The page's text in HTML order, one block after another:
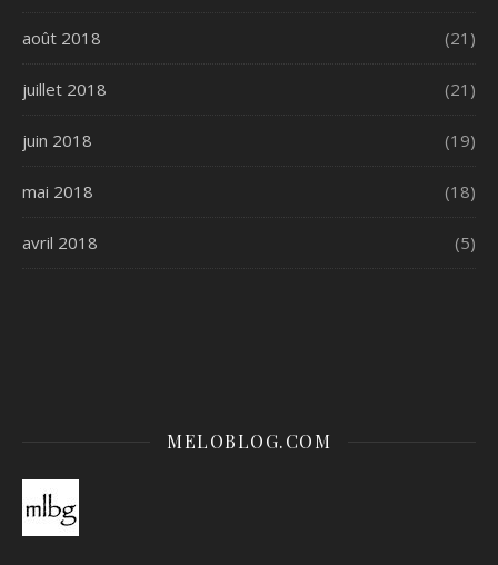
août 2018 (21)
juillet 2018 (21)
juin 2018 (19)
mai 2018 (18)
avril 2018 (5)
MELOBLOG.COM